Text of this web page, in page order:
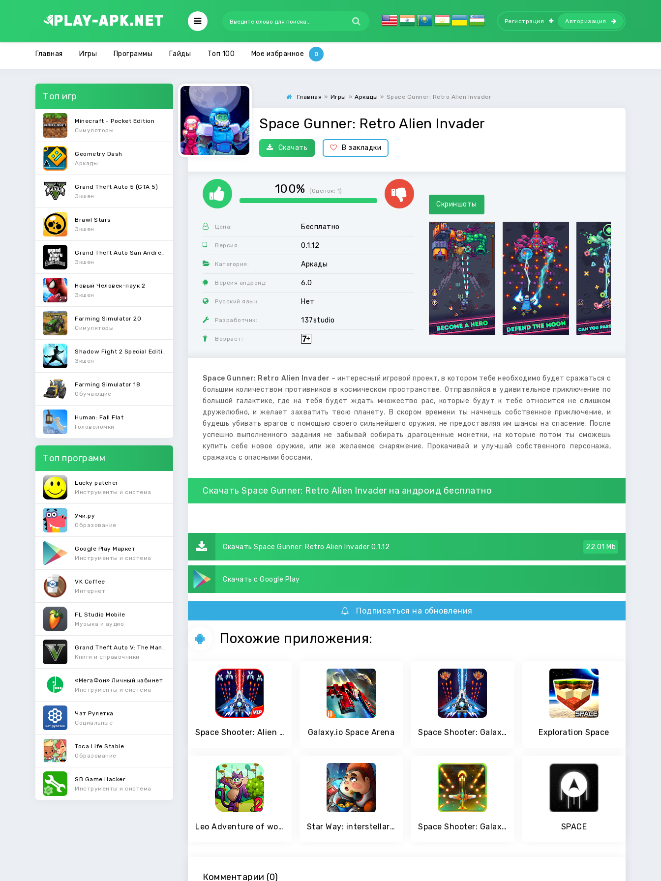
Регистрация Авторизация
Главная Игры Программы Гайды Топ 100 Мое избранное
Топ игр
Minecraft - Pocket Edition
Симуляторы
Geometry Dash
Аркады
Grand Theft Auto 5 (GTA 5)
Экшен
Brawl Stars
Экшен
Экшен
Новый Человек-паук 2
Экшен
Farming Simulator 20
Симуляторы
Экшен
Farming Simulator 18
Обучающие
Human: Fall Flat
Головоломки
Топ программ
Lucky patcher
Инструменты и система
Учи.ру
Образование
Google Play Маркет
Инструменты и система
VK Coffee
Интернет
FL Studio Mobile
Музыка и аудио
Книги и справочники
«МегаФон» Личный кабинет
Инструменты и система
Чат Рулетка
Социальные
Toca Life Stable
Образование
SB Game Hacker
Инструменты и система
Главная » Игры » Аркады » Space Gunner: Retro Alien Invader
Space Gunner: Retro Alien Invader
Скачать В закладки
100% (Оценок: 1)
Цена: Бесплатно
Версия: 0.1.12
Категория: Аркады
Версия андроид: 6.0
Русский язык: Нет
Разработчик: 137studio
Возраст:
Скриншоты
Space Gunner: Retro Alien Invader – интересный игровой проект, в котором тебе необходимо будет сражаться с
большим количеством противников в космическом пространстве. Отправляйся в удивительное приключение по
большой галактике, где на тебя будет ждать множество рас, которые будут к тебе относится не слишком
дружелюбно, и желает захватить твою планету. В скором времени ты начнешь собственное приключение, и
будешь убивать врагов с помощью своего сильнейшего оружия, не предоставляя им шансы на спасение. После
успешно выполненного задания не забывай собирать драгоценные монетки, на которые потом ты сможешь
купить себе новое оружие, или же желаемое снаряжение. Прокачивай и улучшай собственного персонажа,
сражаясь с опасными боссами.
Скачать Space Gunner: Retro Alien Invader на андроид бесплатно
Скачать Space Gunner: Retro Alien Invader 0.1.12 22.01 Mb
Скачать с Google Play
Подписаться на обновления
Похожие приложения:
Space Shooter: Alien vs Galaxy Attack Galaxy.io Space Arena Space Shooter: Galaxy Attack Exploration Space
Leo Adventure of world Star Way: interstellar Space Adventure of future Space Shooter: Galaxy Force SPACE
Комментарии (0)